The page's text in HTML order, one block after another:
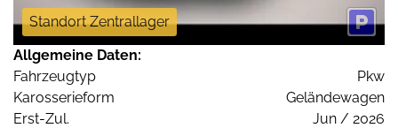
Standort Zentrallager
Allgemeine Daten:
Fahrzeugtyp
Pkw
Karosserieform
Geländewagen
Erst-Zul.
Jun / 2026